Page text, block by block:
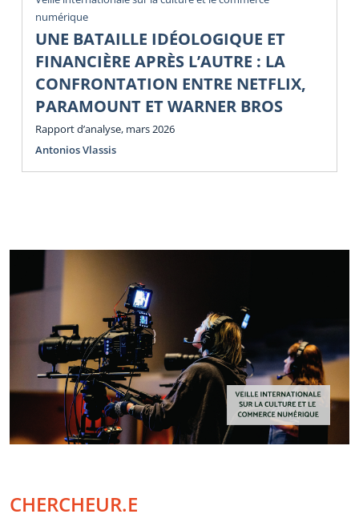
numérique
UNE BATAILLE IDÉOLOGIQUE ET
FINANCIÈRE APRÈS L’AUTRE : LA
CONFRONTATION ENTRE NETFLIX,
PARAMOUNT ET WARNER BROS
Rapport d’analyse, mars 2026
Antonios Vlassis
CHERCHEUR.E